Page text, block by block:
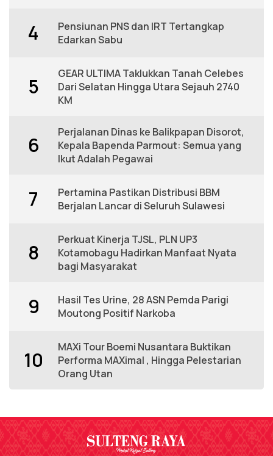
4
Pensiunan PNS dan IRT Tertangkap
Edarkan Sabu
5
GEAR ULTIMA Taklukkan Tanah Celebes
Dari Selatan Hingga Utara Sejauh 2740
KM
6
Perjalanan Dinas ke Balikpapan Disorot,
Kepala Bapenda Parmout: Semua yang
Ikut Adalah Pegawai
7
Pertamina Pastikan Distribusi BBM
Berjalan Lancar di Seluruh Sulawesi
8
Perkuat Kinerja TJSL, PLN UP3
Kotamobagu Hadirkan Manfaat Nyata
bagi Masyarakat
9
Hasil Tes Urine, 28 ASN Pemda Parigi
Moutong Positif Narkoba
10
MAXi Tour Boemi Nusantara Buktikan
Performa MAXimal , Hingga Pelestarian
Orang Utan